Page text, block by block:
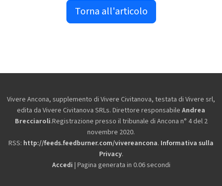
Torna all'articolo
Vivere Ancona, supplemento di Vivere Civitanova, testata di Vivere srl,
edita da Vivere Civitanova SRLs. Direttore responsabile Andrea
Brecciaroli.Registrazione presso il tribunale di Ancona n° 4 del 2
novembre 2020.
RSS: http://feeds.feedburner.com/vivereancona. Informativa sulla
Privacy.
Accedi | Pagina generata in 0.06 secondi